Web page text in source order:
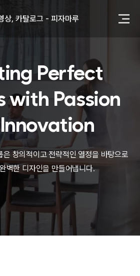
상, 카탈로그 - 피자마루
상 - (주)듀오백
상 - ㈜고피자
영상 - 모모스커피㈜
상 - 삼양홀딩스
상 - 킷캣
, 광고디자인 - (주)화요
, 광고디자인 - (주)광주요
이트 - (주)세스코
디자인 - 삼성전자㈜
상, CI - 카피어랜드㈜
영상, 홈페이지 - (주)분독
상, 카탈로그 - 피자마루
이트 - 백조씽크
, 광고디자인 - 중외제약
지, 디자인 - 고려은단
Perfect
with Passion
은 창의적이고 전략적인 열정을 바탕으로
벽한 디자인을 만들어냅니다.